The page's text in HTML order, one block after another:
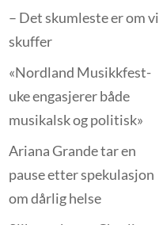
– Det skumleste er om vi
skuffer
«Nordland Musikkfest­
uke engasjerer både
musikalsk og politisk»
Ariana Grande tar en
pause etter spekulasjon
om dårlig helse